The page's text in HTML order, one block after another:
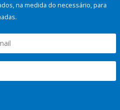
na medida do necessário, para